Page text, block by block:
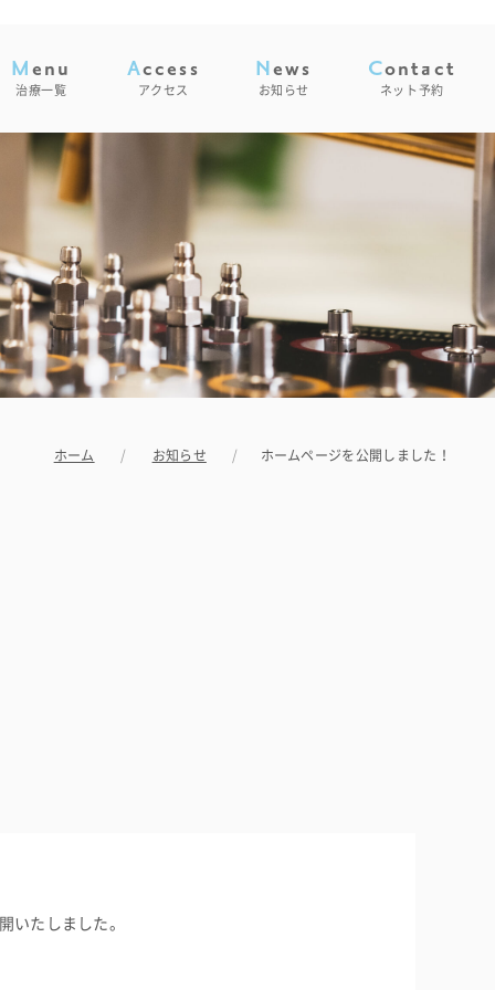
Menu
治療一覧
Access
アクセス
News
お知らせ
Contact
ネット予約
ホーム お知らせ ホームページを公開しました！
いたしました。